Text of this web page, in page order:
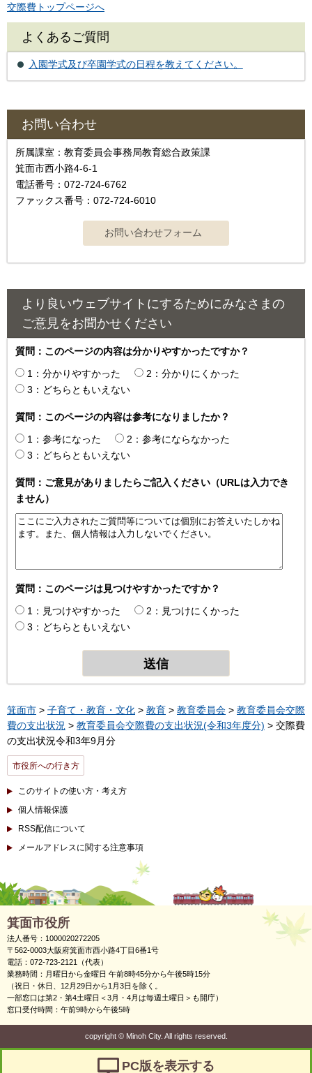
交際費トップページへ
よくあるご質問
入園学式及び卒園学式の日程を教えてください。
お問い合わせ
所属課室：教育委員会事務局教育総合政策課
箕面市西小路4‐6‐1
電話番号：072-724-6762
ファックス番号：072-724-6010
より良いウェブサイトにするためにみなさまの
ご意見をお聞かせください
質問：このページの内容は分かりやすかったですか？
1：分かりやすかった
2：分かりにくかった
3：どちらともいえない
質問：このページの内容は参考になりましたか？
1：参考になった
2：参考にならなかった
3：どちらともいえない
質問：ご意見がありましたらご記入ください（URLは入力でき
ません）
質問：このページは見つけやすかったですか？
1：見つけやすかった
2：見つけにくかった
3：どちらともいえない
箕面市 > 子育て・教育・文化 > 教育 > 教育委員会 > 教育委員会交際
費の支出状況 > 教育委員会交際費の支出状況(令和3年度分) > 交際費
の支出状況令和3年9月分
市役所への行き方
このサイトの使い方・考え方
個人情報保護
RSS配信について
メールアドレスに関する注意事項
箕面市役所
法人番号：1000020272205
〒562-0003大阪府箕面市西小路4丁目6番1号
電話：072-723-2121（代表）
業務時間：月曜日から金曜日 午前8時45分から午後5時15分
（祝日・休日、12月29日から1月3日を除く。
一部窓口は第2・第4土曜日＜3月・4月は毎週土曜日＞も開庁）
窓口受付時間：午前9時から午後5時
copyright ©Minoh City. All rights reserved.
PC版を表示する